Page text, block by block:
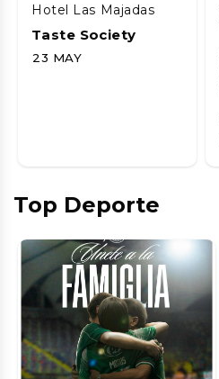
Hotel Las Majadas
Taste Society
23 MAY
Top Deporte